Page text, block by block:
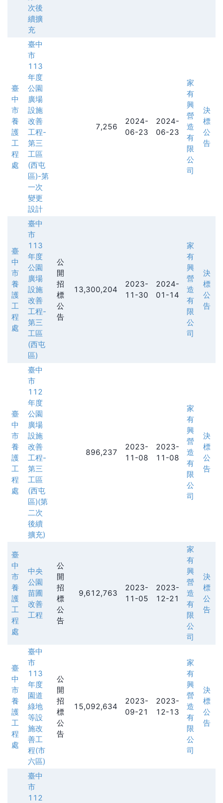
次後
續擴
充
臺
中
市
養
護
工
程
處
臺中
市
113
年度
公園
廣場
設施
改善
工程-
第三
工區
(西屯
區)-第
一次
變更
設計
7,256
2024-
06-23
2024-
06-23
家
有
興
營
造
有
限
公
司
決
標
公
告
臺
中
市
養
護
工
程
處
臺中
市
113
年度
公園
廣場
設施
改善
工程-
第三
工區
(西屯
區)
公
開
招
標
公
告
13,300,204
2023-
11-30
2024-
01-14
家
有
興
營
造
有
限
公
司
決
標
公
告
臺
中
市
養
護
工
程
處
臺中
市
112
年度
公園
廣場
設施
改善
工程-
第三
工區
(西屯
區)(第
二次
後續
擴充)
896,237
2023-
11-08
2023-
11-08
家
有
興
營
造
有
限
公
司
決
標
公
告
臺
中
市
養
護
工
程
處
中央
公園
苗圃
改善
工程
公
開
招
標
公
告
9,612,763
2023-
11-05
2023-
12-21
家
有
興
營
造
有
限
公
司
決
標
公
告
臺
中
市
養
護
工
程
處
臺中
市
113
年度
園道
綠地
等設
施改
善工
程(市
六區)
公
開
招
標
公
告
15,092,634
2023-
09-21
2023-
12-13
家
有
興
營
造
有
限
公
司
決
標
公
告
臺中
市
112